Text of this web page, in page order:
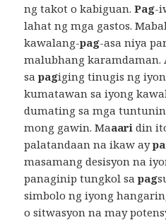
ng takot o kabiguan.Pag-
lahat ng mga gastos.
kawalang-pag-asa niya
malubhang
sapagiging tinugis ng
kumatawan sa iyong
dumating sa mga
mong gawin. Maaari din
palatandaan na ikaw ay
masamang desisyon na
panaginip tungkol sapag
simbolo ng iyong
o sitwasyon na may